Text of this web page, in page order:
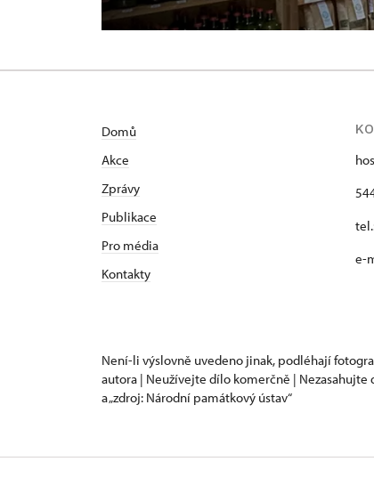
Domů
Akce
Zprávy
Publikace
Pro média
Kontakty
e-
Není-li výslovně uvedeno jinak, podléhají
autora | Neužívejte dílo komerčně | Nezasahujte
a „zdroj: Národní památkový ústav“